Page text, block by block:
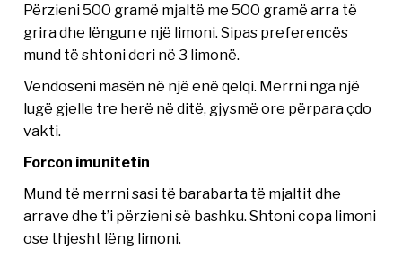
Përzieni 500 gramë mjaltë me 500 gramë arra të
grira dhe lëngun e një limoni. Sipas preferencës
mund të shtoni deri në 3 limonë.
Vendoseni masën në një enë qelqi. Merrni nga një
lugë gjelle tre herë në ditë, gjysmë ore përpara çdo
vakti.
Forcon imunitetin
Mund të merrni sasi të barabarta të mjaltit dhe
arrave dhe t’i përzieni së bashku. Shtoni copa limoni
ose thjesht lëng limoni.